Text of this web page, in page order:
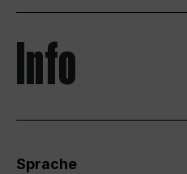
Info
Sprache